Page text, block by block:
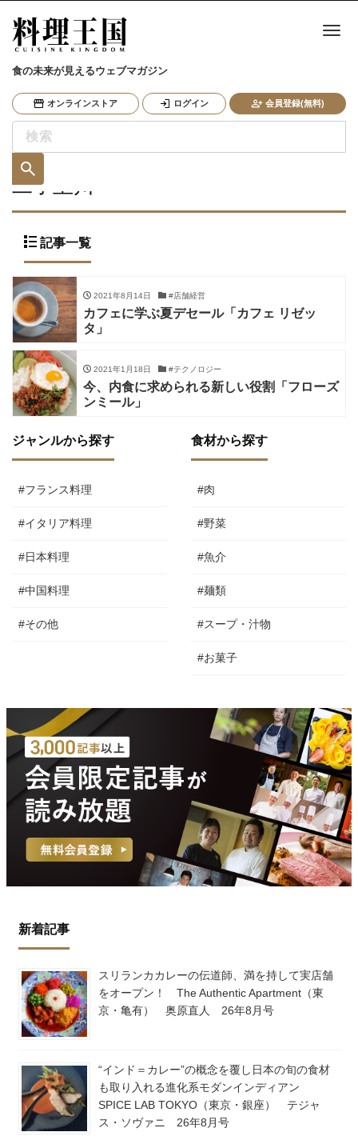
食の未来が見えるウェブマガジン
オンラインストア ログイン 会員登録(無料)
ナ
二子玉川
記事一覧
2021年8月14日 #店舗経営
カフェに学ぶ夏デセール「カフェ リゼッ
タ」
2021年1月18日 #テクノロジー
今、内食に求められる新しい役割「フローズ
ンミール」
ジャンルから探す
#フランス料理
#イタリア料理
#日本料理
#中国料理
#その他
食材から探す
#肉
#野菜
#魚介
#麺類
#スープ・汁物
#お菓子
新着記事
スリランカカレーの伝道師、満を持して実店舗
をオープン！ The Authentic Apartment（東
京・亀有） 奥原直人 26年8月号
“インド＝カレー”の概念を覆し日本の旬の食材
も取り入れる進化系モダンインディアン
SPICE LAB TOKYO（東京・銀座） テジャ
ス・ソヴァニ 26年8月号